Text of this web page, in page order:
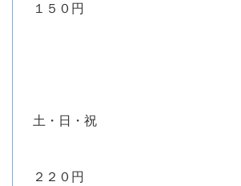
１５０円
土・日・祝
２２０円